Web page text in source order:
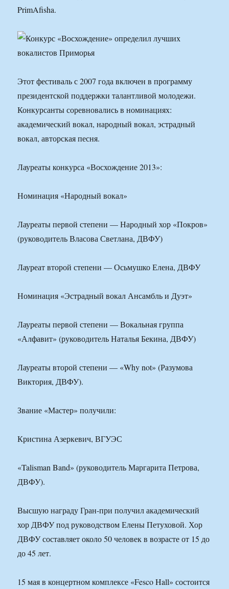
PrimAfisha.
Этот фестиваль с 2007 года включен в программу
президентской поддержки талантливой молодежи.
Конкурсанты соревновались в номинациях:
академический вокал, народный вокал, эстрадный
вокал, авторская песня.
Лауреаты конкурса «Восхождение 2013»:
Номинация «Народный вокал»
Лауреаты первой степени — Народный хор «Покров»
(руководитель Власова Светлана, ДВФУ)
Лауреат второй степени — Осьмушко Елена, ДВФУ
Номинация «Эстрадный вокал Ансамбль и Дуэт»
Лауреаты первой степени — Вокальная группа
«Алфавит» (руководитель Наталья Бекина, ДВФУ)
Лауреаты второй степени — «Why not» (Разумова
Виктория, ДВФУ).
Звание «Мастер» получили:
Кристина Азеркевич, ВГУЭС
«Talisman Band» (руководитель Маргарита Петрова,
ДВФУ).
Высшую награду Гран-при получил академический
хор ДВФУ под руководством Елены Петуховой. Хор
ДВФУ составляет около 50 человек в возрасте от 15 до
до 45 лет.
15 мая в концертном комплексе «Fesco Hall» состоится